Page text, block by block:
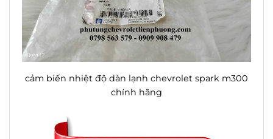
cảm biến nhiệt độ dàn lạnh chevrolet spark m300
chính hãng